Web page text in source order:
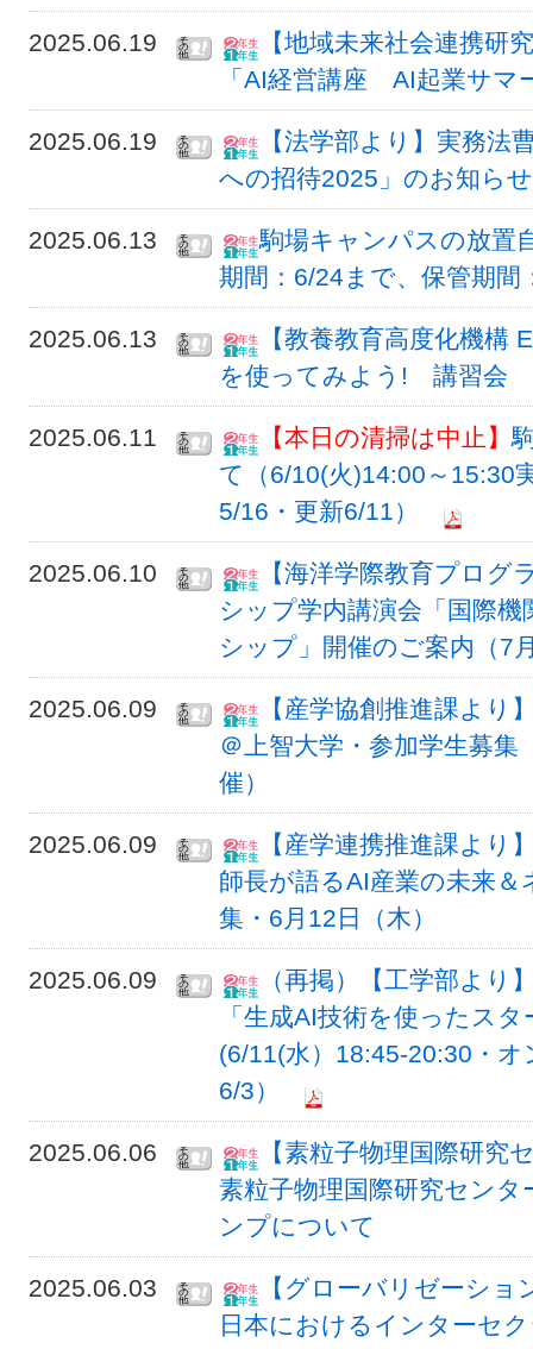
2025.06.19
【地域未来社会連携研
「AI経営講座 AI起業サマ
2025.06.19
【法学部より】実務
への招待2025」のお知らせ
2025.06.13
駒場キャンパスの放置
期間：6/24まで、保管期間
2025.06.13
【教養教育高度化機構
を使ってみよう! 講習会
2025.06.11 【本日の清掃は中止】
て（6/10(火)14:00～15:30
5/16・更新6/11）
2025.06.10
【海洋学際教育プロ
シップ学内講演会「国際
シップ」開催のご案内（7
2025.06.09
【産学協創推進課より
＠上智大学・参加学生募集
催）
2025.06.09
【産学連携推進課より
師長が語るAI産業の未来
集・6月12日（木）
2025.06.09
（再掲）【工学部よ
「生成AI技術を使ったス
(6/11(水）18:45-20:30・
6/3）
2025.06.06
【素粒子物理国際研究
素粒子物理国際研究セン
ンプについて
2025.06.03
【グローバリゼーシ
日本におけるインターセ